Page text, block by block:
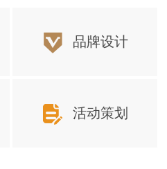
品牌设计
活动策划